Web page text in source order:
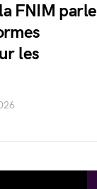
FNIM parle
les